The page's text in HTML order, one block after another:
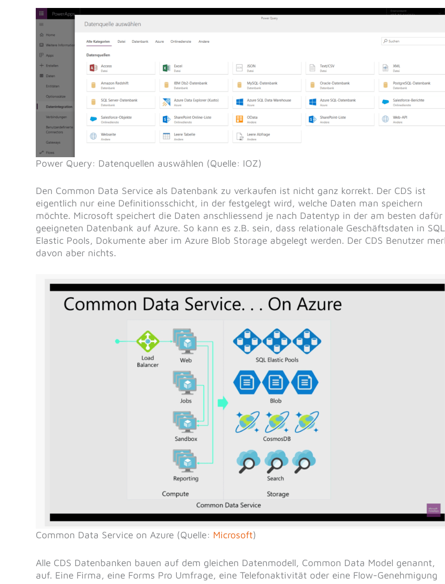
Power Query: Datenquellen auswählen (Quelle: IOZ)
Den Common Data Service als Datenbank zu verkaufen ist nicht ganz korrekt. Der CDS ist
eigentlich nur eine Definitionsschicht, in der festgelegt wird, welche Daten man speichern
möchte. Microsoft speichert die Daten anschliessend je nach Datentyp in der am besten dafür
geeigneten Datenbank auf Azure. So kann es z.B. sein, dass relationale Geschäftsdaten in SQL
Elastic Pools, Dokumente aber im Azure Blob Storage abgelegt werden. Der CDS Benutzer
davon aber nichts.
Common Data Service on Azure (Quelle: Microsoft)
Alle CDS Datenbanken bauen auf dem gleichen Datenmodell, Common Data Model genannt,
auf. Eine Firma, eine Forms Pro Umfrage, eine Telefonaktivität oder eine Flow-Genehmigung